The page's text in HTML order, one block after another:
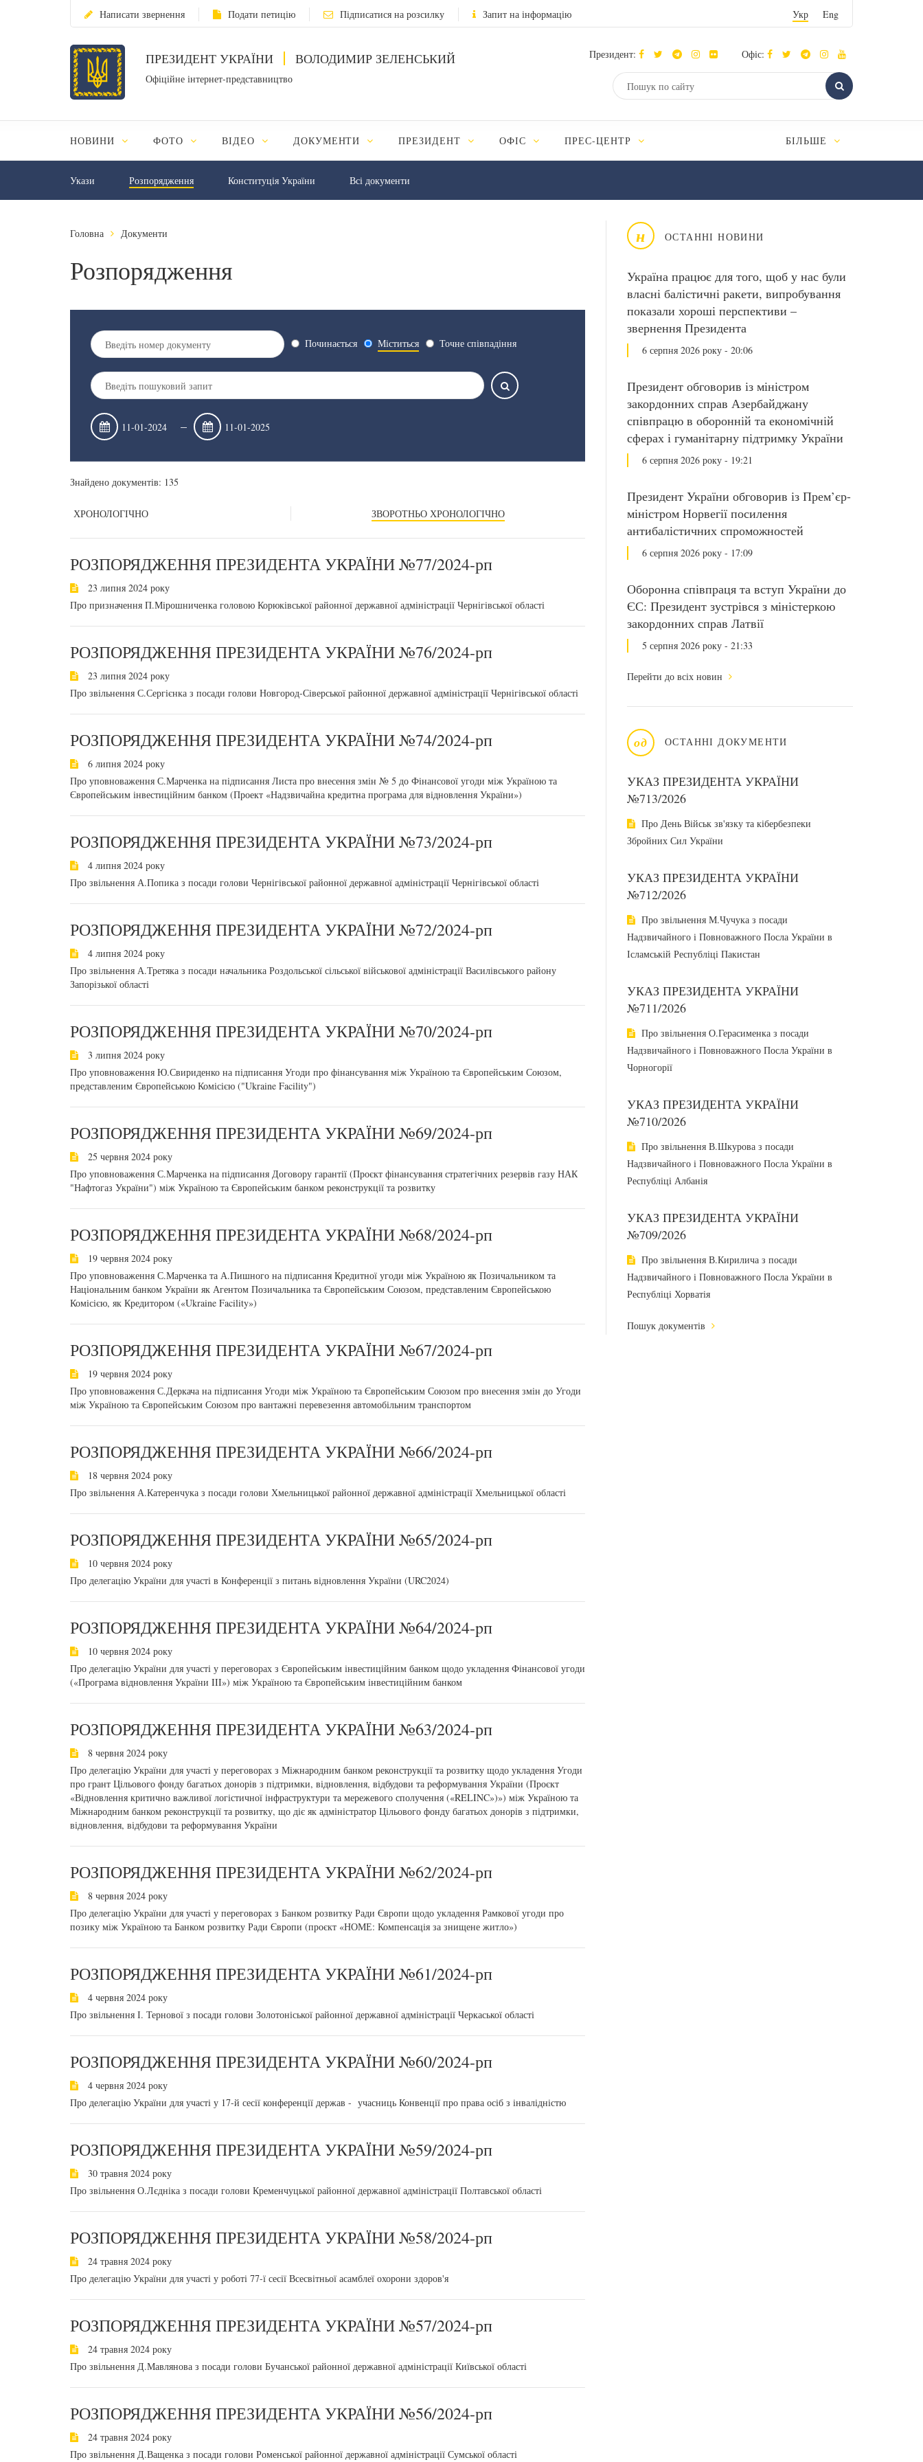
Написати звернення Подати петицію Підписатися на розсилку Запит на інформацію Укр Eng
ПРЕЗИДЕНТ УКРАЇНИ ВОЛОДИМИР ЗЕЛЕНСЬКИЙ
Офіційне інтернет-представництво
Президент: Офіс:
НОВИНИ ФОТО ВІДЕО ДОКУМЕНТИ ПРЕЗИДЕНТ ОФІС ПРЕС-ЦЕНТР БІЛЬШЕ
Укази Розпорядження Конституція України Всі документи
н ОСТАННІ НОВИНИ
Україна працює для того, щоб у нас були
власні балістичні ракети, випробування
показали хороші перспективи –
звернення Президента
6 серпня 2026 року - 20:06
Президент обговорив із міністром
закордонних справ Азербайджану
співпрацю в оборонній та економічній
сферах і гуманітарну підтримку України
6 серпня 2026 року - 19:21
Президент України обговорив із Прем’єр-
міністром Норвегії посилення
антибалістичних спроможностей
6 серпня 2026 року - 17:09
Оборонна співпраця та вступ України до
ЄС: Президент зустрівся з міністеркою
закордонних справ Латвії
5 серпня 2026 року - 21:33
Перейти до всіх новин
од ОСТАННІ ДОКУМЕНТИ
УКАЗ ПРЕЗИДЕНТА УКРАЇНИ
№713/2026
Про День Військ зв'язку та кібербезпеки
Збройних Сил України
УКАЗ ПРЕЗИДЕНТА УКРАЇНИ
№712/2026
Про звільнення М.Чучука з посади
Надзвичайного і Повноважного Посла України в
Ісламській Республіці Пакистан
УКАЗ ПРЕЗИДЕНТА УКРАЇНИ
№711/2026
Про звільнення О.Герасименка з посади
Надзвичайного і Повноважного Посла України в
Чорногорії
УКАЗ ПРЕЗИДЕНТА УКРАЇНИ
№710/2026
Про звільнення В.Шкурова з посади
Надзвичайного і Повноважного Посла України в
Республіці Албанія
УКАЗ ПРЕЗИДЕНТА УКРАЇНИ
№709/2026
Про звільнення В.Кирилича з посади
Надзвичайного і Повноважного Посла України в
Республіці Хорватія
Пошук документів
Головна Документи
Розпорядження
Починається Міститься Точне співпадіння
–
Знайдено документів: 135
ХРОНОЛОГІЧНО ЗВОРОТНЬО ХРОНОЛОГІЧНО
РОЗПОРЯДЖЕННЯ ПРЕЗИДЕНТА УКРАЇНИ №77/2024-рп
23 липня 2024 року
Про призначення П.Мірошниченка головою Корюківської районної державної адміністрації Чернігівської області
РОЗПОРЯДЖЕННЯ ПРЕЗИДЕНТА УКРАЇНИ №76/2024-рп
23 липня 2024 року
Про звільнення С.Сергієнка з посади голови Новгород-Сіверської районної державної адміністрації Чернігівської області
РОЗПОРЯДЖЕННЯ ПРЕЗИДЕНТА УКРАЇНИ №74/2024-рп
6 липня 2024 року
Про уповноваження С.Марченка на підписання Листа про внесення змін № 5 до Фінансової угоди між Україною та
Європейським інвестиційним банком (Проект «Надзвичайна кредитна програма для відновлення України»)
РОЗПОРЯДЖЕННЯ ПРЕЗИДЕНТА УКРАЇНИ №73/2024-рп
4 липня 2024 року
Про звільнення А.Попика з посади голови Чернігівської районної державної адміністрації Чернігівської області
РОЗПОРЯДЖЕННЯ ПРЕЗИДЕНТА УКРАЇНИ №72/2024-рп
4 липня 2024 року
Про звільнення А.Третяка з посади начальника Роздольської сільської військової адміністрації Василівського району
Запорізької області
РОЗПОРЯДЖЕННЯ ПРЕЗИДЕНТА УКРАЇНИ №70/2024-рп
3 липня 2024 року
Про уповноваження Ю.Свириденко на підписання Угоди про фінансування між Україною та Європейським Союзом,
представленим Європейською Комісією ("Ukraine Facility")
РОЗПОРЯДЖЕННЯ ПРЕЗИДЕНТА УКРАЇНИ №69/2024-рп
25 червня 2024 року
Про уповноваження С.Марченка на підписання Договору гарантії (Проєкт фінансування стратегічних резервів газу НАК
"Нафтогаз України") між Україною та Європейським банком реконструкції та розвитку
РОЗПОРЯДЖЕННЯ ПРЕЗИДЕНТА УКРАЇНИ №68/2024-рп
19 червня 2024 року
Про уповноваження С.Марченка та А.Пишного на підписання Кредитної угоди між Україною як Позичальником та
Національним банком України як Агентом Позичальника та Європейським Союзом, представленим Європейською
Комісією, як Кредитором («Ukraine Facility»)
РОЗПОРЯДЖЕННЯ ПРЕЗИДЕНТА УКРАЇНИ №67/2024-рп
19 червня 2024 року
Про уповноваження С.Деркача на підписання Угоди між Україною та Європейським Союзом про внесення змін до Угоди
між Україною та Європейським Союзом про вантажні перевезення автомобільним транспортом
РОЗПОРЯДЖЕННЯ ПРЕЗИДЕНТА УКРАЇНИ №66/2024-рп
18 червня 2024 року
Про звільнення А.Катеренчука з посади голови Хмельницької районної державної адміністрації Хмельницької області
РОЗПОРЯДЖЕННЯ ПРЕЗИДЕНТА УКРАЇНИ №65/2024-рп
10 червня 2024 року
Про делегацію України для участі в Конференції з питань відновлення України (URC2024)
РОЗПОРЯДЖЕННЯ ПРЕЗИДЕНТА УКРАЇНИ №64/2024-pп
10 червня 2024 року
Про делегацію України для участі у переговорах з Європейським інвестиційним банком щодо укладення Фінансової угоди
(«Програма відновлення України III») між Україною та Європейським інвестиційним банком
РОЗПОРЯДЖЕННЯ ПРЕЗИДЕНТА УКРАЇНИ №63/2024-рп
8 червня 2024 року
Про делегацію України для участі у переговорах з Міжнародним банком реконструкції та розвитку щодо укладення Угоди
про грант Цільового фонду багатьох донорів з підтримки, відновлення, відбудови та реформування України (Проєкт
«Відновлення критично важливої логістичної інфраструктури та мережевого сполучення («RELINC»)») між Україною та
Міжнародним банком реконструкції та розвитку, що діє як адміністратор Цільового фонду багатьох донорів з підтримки,
відновлення, відбудови та реформування України
РОЗПОРЯДЖЕННЯ ПРЕЗИДЕНТА УКРАЇНИ №62/2024-рп
8 червня 2024 року
Про делегацію України для участі у переговорах з Банком розвитку Ради Європи щодо укладення Рамкової угоди про
позику між Україною та Банком розвитку Ради Європи (проєкт «НОМЕ: Компенсація за знищене житло»)
РОЗПОРЯДЖЕННЯ ПРЕЗИДЕНТА УКРАЇНИ №61/2024-рп
4 червня 2024 року
Про звільнення І. Тернової з посади голови Золотоніської районної державної адміністрації Черкаської області
РОЗПОРЯДЖЕННЯ ПРЕЗИДЕНТА УКРАЇНИ №60/2024-рп
4 червня 2024 року
Про делегацію України для участі у 17-й сесії конференції держав - учасниць Конвенції про права осіб з інвалідністю
РОЗПОРЯДЖЕННЯ ПРЕЗИДЕНТА УКРАЇНИ №59/2024-рп
30 травня 2024 року
Про звільнення О.Лєдніка з посади голови Кременчуцької районної державної адміністрації Полтавської області
РОЗПОРЯДЖЕННЯ ПРЕЗИДЕНТА УКРАЇНИ №58/2024-рп
24 травня 2024 року
Про делегацію України для участі у роботі 77-ї сесії Всесвітньої асамблеї охорони здоров'я
РОЗПОРЯДЖЕННЯ ПРЕЗИДЕНТА УКРАЇНИ №57/2024-рп
24 травня 2024 року
Про звільнення Д.Мавлянова з посади голови Бучанської районної державної адміністрації Київської області
РОЗПОРЯДЖЕННЯ ПРЕЗИДЕНТА УКРАЇНИ №56/2024-рп
24 травня 2024 року
Про звільнення Д.Ващенка з посади голови Роменської районної державної адміністрації Сумської області